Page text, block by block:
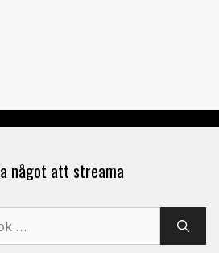
något att streama